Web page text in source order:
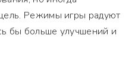
Режимы игры радуют
бы больше улучшений и